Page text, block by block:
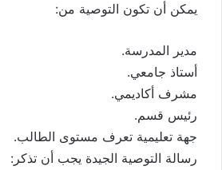
يمكن أن تكون التوصية من:
مدير المدرسة.
أستاذ جامعي.
مشرف أكاديمي.
رئيس قسم.
جهة تعليمية تعرف مستوى الطالب.
رسالة التوصية الجيدة يجب أن تذكر: